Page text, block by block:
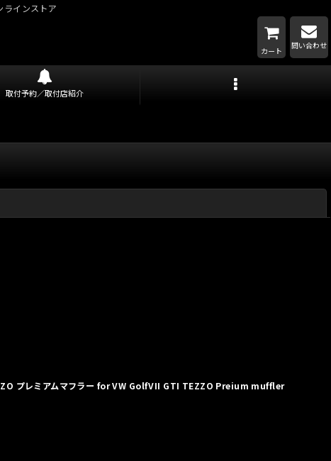
ラインストア
カート
問い合わせ
取付予約／取付店紹介
プレミアムマフラー for VW GolfVII GTI TEZZO Preium muffler